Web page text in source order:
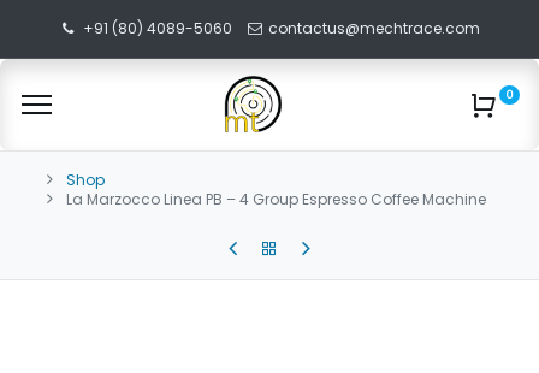
+91 (80) 4089-5060 contactus@mechtrace.com
0
Shop
La Marzocco Linea PB – 4 Group Espresso Coffee Machine